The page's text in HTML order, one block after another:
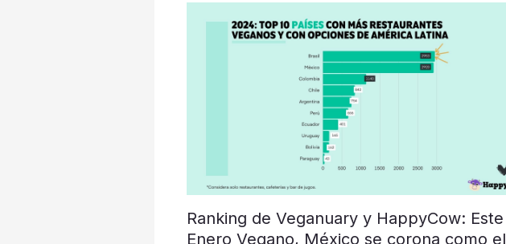
Ranking de Veganuary y HappyCow: Este
Enero Vegano, México se corona como el